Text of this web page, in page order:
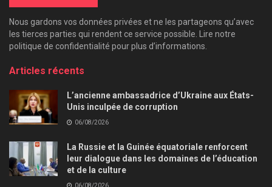
Nous gardons vos données privées et ne les partageons qu’avec
les tierces parties qui rendent ce service possible. Lire notre
politique de confidentialité pour plus d’informations.
Articles récents
L’ancienne ambassadrice d’Ukraine aux États-
Unis inculpée de corruption
06/08/2026
La Russie et la Guinée équatoriale renforcent
leur dialogue dans les domaines de l’éducation
et de la culture
06/08/2026